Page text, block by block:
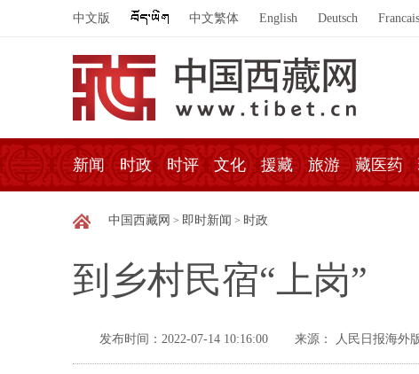
中文版 中文繁体 English Deutsch Francais
新闻 时政 时评 文化 援藏 旅游 藏医药
中国西藏网 > 即时新闻 > 时政
到乡村民宿“上岗”
发布时间：2022-07-14 10:16:00 来源： 人民日报海外